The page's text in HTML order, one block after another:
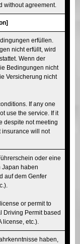
without agreement.
erfüllen.
nicht erfüllt, wird
Wenn der
Bedingungen nicht
Versicherung nicht
If any one
use the service. If it
despite not meeting
insurance will not
oder eine
Japan haben
auf dem Genfer
or permit to
Driving Permit based
license, etc.).
haben,